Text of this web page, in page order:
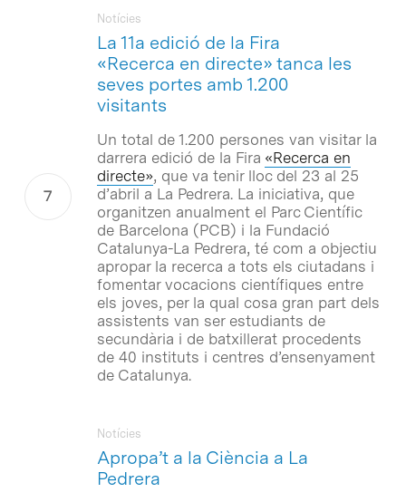
La 11a edició de la Fira
«Recerca en directe» tanca les
seves portes amb 1.200
visitants
Notícies
Un total de 1.200 persones van visitar la
darrera edició de la Fira «Recerca en
directe», que va tenir lloc del 23 al 25
d’abril a La Pedrera. La iniciativa, que
organitzen anualment el Parc Científic
de Barcelona (PCB) i la Fundació
Catalunya-La Pedrera, té com a objectiu
apropar la recerca a tots els ciutadans i
fomentar vocacions científiques entre
els joves, per la qual cosa gran part dels
assistents van ser estudiants de
secundària i de batxillerat procedents
de 40 instituts i centres d’ensenyament
de Catalunya.
Apropa’t a la Ciència a La
Pedrera
Notícies